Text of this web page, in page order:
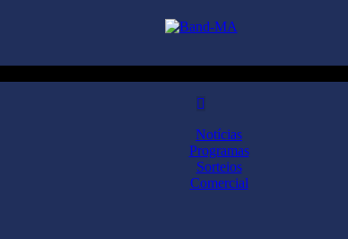
Notícias
Programas
Sorteios
Comercial